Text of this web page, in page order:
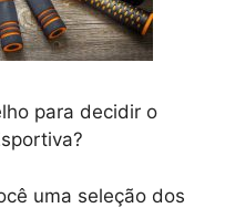
para decidir o
uma seleção dos